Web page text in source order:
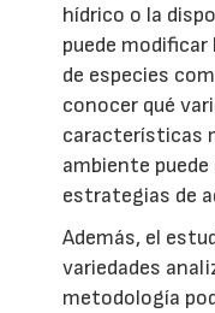
hídrico o la
puede
de especies
conocer qué
características
ambiente
estrategias de
Además, el
variedades
metodología